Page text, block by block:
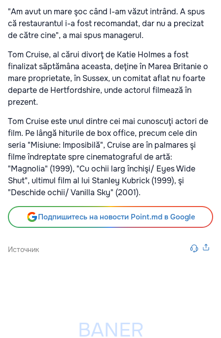
"Am avut un mare şoc când l-am văzut intrând. A spus
că restaurantul i-a fost recomandat, dar nu a precizat
de către cine", a mai spus managerul.
Tom Cruise, al cărui divorţ de Katie Holmes a fost
finalizat săptămâna aceasta, deţine în Marea Britanie o
mare proprietate, în Sussex, un comitat aflat nu foarte
departe de Hertfordshire, unde actorul filmează în
prezent.
Tom Cruise este unul dintre cei mai cunoscuţi actori de
film. Pe lângă hiturile de box office, precum cele din
seria "Misiune: Imposibilă", Cruise are în palmares şi
filme îndreptate spre cinematograful de artă:
"Magnolia" (1999), "Cu ochii larg închişi/ Eyes Wide
Shut", ultimul film al lui Stanley Kubrick (1999), şi
"Deschide ochii/ Vanilla Sky" (2001).
Подпишитесь на новости Point.md в Google
Источник